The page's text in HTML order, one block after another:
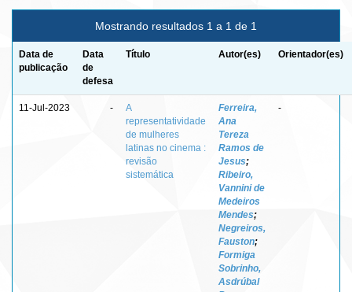
Mostrando resultados 1 a 1 de 1
Data de
publicação
Data
de
defesa
Título Autor(es) Orientador(es)
11-Jul-2023 -
A
representatividade
de mulheres
latinas no cinema :
revisão
sistemática
Ferreira,
Ana
Tereza
Ramos de
Jesus;
Ribeiro,
Vannini de
Medeiros
Mendes;
Negreiros,
Fauston;
Formiga
Sobrinho,
Asdrúbal
-